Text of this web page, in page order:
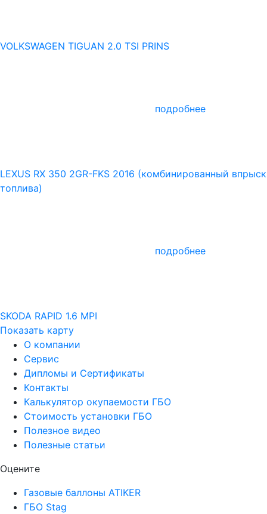
VOLKSWAGEN TIGUAN 2.0 TSI PRINS
подробнее
LEXUS RX 350 2GR-FKS 2016 (комбинированный впрыск
топлива)
подробнее
SKODA RAPID 1.6 MPI
Показать карту
О компании
Сервис
Дипломы и Сертификаты
Контакты
Калькулятор окупаемости ГБО
Стоимость установки ГБО
Полезное видео
Полезные статьи
Оцените
Газовые баллоны ATIKER
ГБО Stag